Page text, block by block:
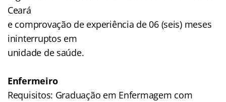
Ceará
e comprovação de experiência de 06 (seis) meses
ininterruptos em
unidade de saúde.
Enfermeiro
Requisitos: Graduação em Enfermagem com